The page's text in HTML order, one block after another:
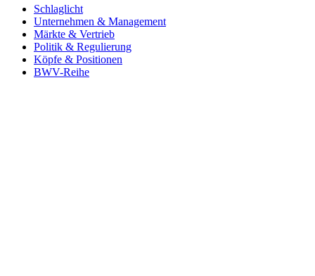
Schlaglicht
Unternehmen & Management
Märkte & Vertrieb
Politik & Regulierung
Köpfe & Positionen
BWV-Reihe